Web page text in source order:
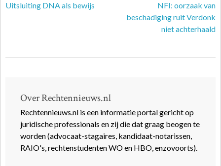
Uitsluiting DNA als bewijs
NFI: oorzaak van
beschadiging ruit Verdonk
niet achterhaald
Over Rechtennieuws.nl
Rechtennieuws.nl is een informatie portal gericht op
juridische professionals en zij die dat graag beogen te
worden (advocaat-stagaires, kandidaat-notarissen,
RAIO's, rechtenstudenten WO en HBO, enzovoorts).